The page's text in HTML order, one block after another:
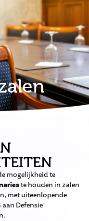
mogelijkheid te
te houden in zalen
met uiteenlopende
Defensie